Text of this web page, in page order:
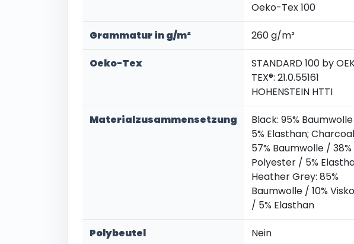
Oeko-Tex 100
Grammatur in g/m² 260 g/m²
Oeko-Tex
STANDARD 100 by
TEX®: 21.0.55161
HOHENSTEIN HTTI
Materialzusammensetzung
Black: 95%
5% Elasthan;
57% Baumwolle / 38%
Polyester / 5%
Heather Grey: 85%
Baumwolle / 10%
/ 5% Elasthan
Polybeutel Nein